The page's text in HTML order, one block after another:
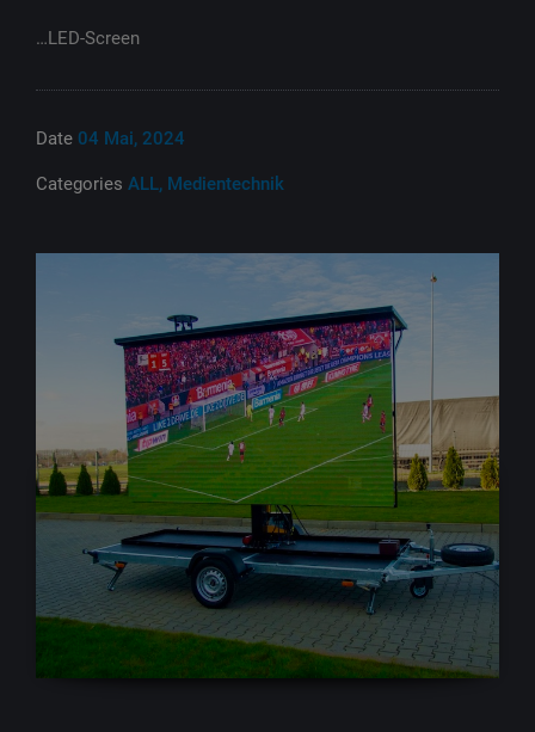
…LED-Screen
Date 04 Mai, 2024
Categories ALL, Medientechnik